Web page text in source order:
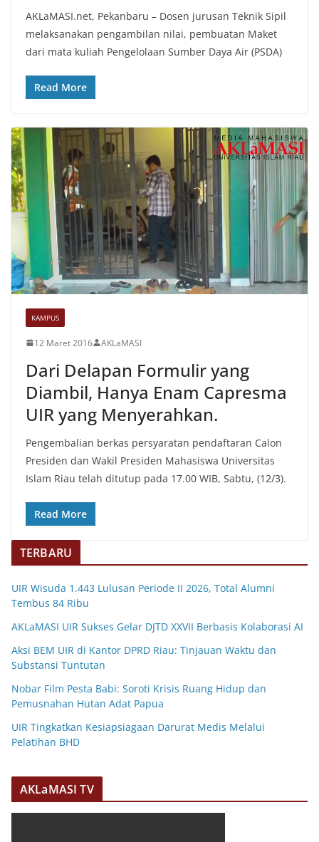
AKLaMASI.net, Pekanbaru – Dosen jurusan Teknik Sipil
melaksanakan pengambilan nilai, pembuatan Maket
dari mata kuliah Pengelolaan Sumber Daya Air (PSDA)
Read More
KAMPUS
12 Maret 2016 AKLaMASI
Dari Delapan Formulir yang
Diambil, Hanya Enam Capresma
UIR yang Menyerahkan.
Pengembalian berkas persyaratan pendaftaran Calon
Presiden dan Wakil Presiden Mahasiswa Universitas
Islam Riau telah ditutup pada 17.00 WIB, Sabtu, (12/3).
Read More
TERBARU
UIR Wisuda 1.443 Lulusan Periode II 2026, Total Alumni
Tembus 84 Ribu
AKLaMASI UIR Sukses Gelar DJTD XXVII Berbasis Kolaborasi AI
Aksi BEM UIR di Kantor DPRD Riau: Tinjauan Waktu dan
Substansi Tuntutan
Nobar Film Pesta Babi: Soroti Krisis Ruang Hidup dan
Pemusnahan Hutan Adat Papua
UIR Tingkatkan Kesiapsiagaan Darurat Medis Melalui
Pelatihan BHD
AKLaMASI TV